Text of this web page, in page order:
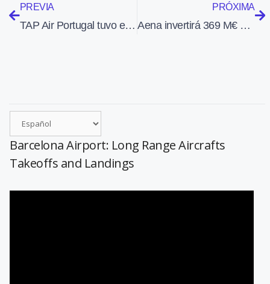
PREVIA
TAP Air Portugal tuvo en 2023 un beneficio récord de 177,3 millones de euros
PRÓXIMA
Aena invertirá 369 M€ en ampliar y modernizar el Aeropuerto de Congonhas de São Paulo
Barcelona Airport: Long Range Aircrafts
Takeoffs and Landings